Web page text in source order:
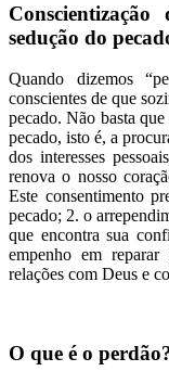
sedução do
Quando dizemos
conscientes de que
pecado. Não basta
pecado, isto é, a
dos interesses
renova o nosso
Este consentimento
pecado; 2. o
que encontra sua
empenho em
relações com Deus e
O que é o